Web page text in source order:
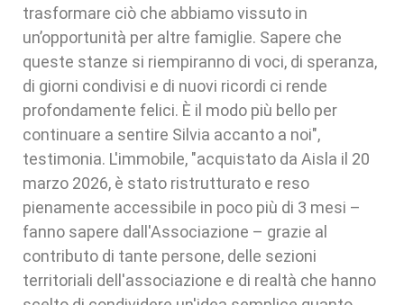
trasformare ciò che abbiamo vissuto in
un’opportunità per altre famiglie. Sapere che
queste stanze si riempiranno di voci, di speranza,
di giorni condivisi e di nuovi ricordi ci rende
profondamente felici. È il modo più bello per
continuare a sentire Silvia accanto a noi",
testimonia. L'immobile, "acquistato da Aisla il 20
marzo 2026, è stato ristrutturato e reso
pienamente accessibile in poco più di 3 mesi –
fanno sapere dall'Associazione – grazie al
contributo di tante persone, delle sezioni
territoriali dell'associazione e di realtà che hanno